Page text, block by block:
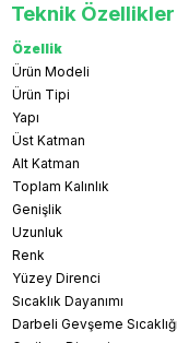
Teknik Özellikler
Özellik
Ürün Modeli
Ürün Tipi
Yapı
Üst Katman
Alt Katman
Toplam Kalınlık
Genişlik
Uzunluk
Renk
Yüzey Direnci
Sıcaklık Dayanımı
Darbeli Gevşeme Sıcaklığı